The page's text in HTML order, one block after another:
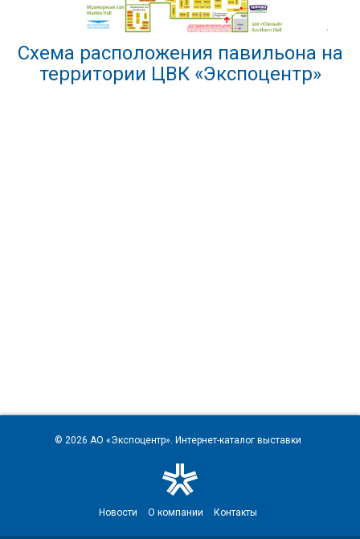
Схема расположения павильона на
территории ЦВК «Экспоцентр»
© 2026 АО «Экспоцентр». Интернет-каталог выставки
Новости О компании Контакты